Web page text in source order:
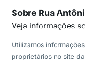
Sobre Rua
Veja informações
Utilizamos
proprietários no site